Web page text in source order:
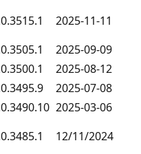
2025-11-11
2025-09-09
2025-08-12
2025-07-08
2025-03-06
12/11/2024